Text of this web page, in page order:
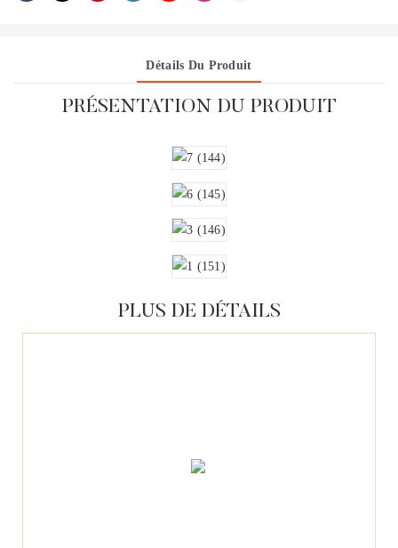
Détails Du Produit
PRÉSENTATION DU PRODUIT
PLUS DE DÉTAILS